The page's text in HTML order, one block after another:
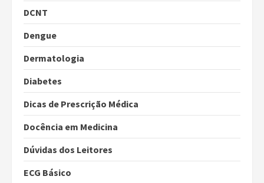
DCNT
Dengue
Dermatologia
Diabetes
Dicas de Prescrição Médica
Docência em Medicina
Dúvidas dos Leitores
ECG Básico